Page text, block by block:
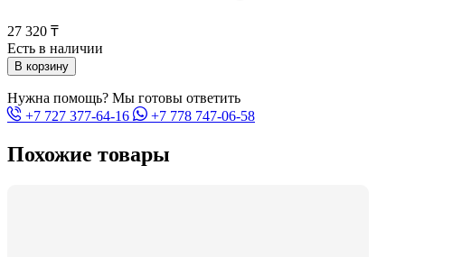
27 320 ₸
Есть в наличии
В корзину
Нужна помощь? Мы готовы ответить
+7 727 377-64-16
+7 778 747-06-58
Похожие товары